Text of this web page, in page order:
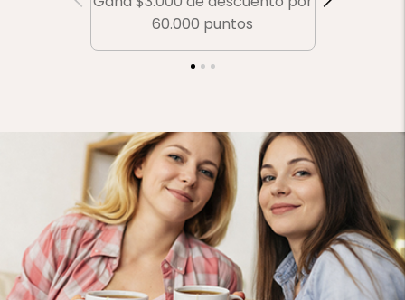
60.000 puntos